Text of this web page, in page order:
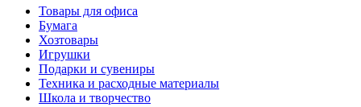
Товары для офиса
Бумага
Хозтовары
Игрушки
Подарки и сувениры
Техника и расходные материалы
Школа и творчество